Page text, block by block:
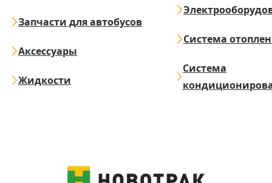
Запчасти для автобусов
Аксессуары
Жидкости
Система
Система